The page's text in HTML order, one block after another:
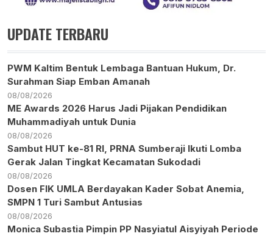
UPDATE TERBARU
PWM Kaltim Bentuk Lembaga Bantuan Hukum, Dr.
Surahman Siap Emban Amanah
08/08/2026
ME Awards 2026 Harus Jadi Pijakan Pendidikan
Muhammadiyah untuk Dunia
08/08/2026
Sambut HUT ke-81 RI, PRNA Sumberaji Ikuti Lomba
Gerak Jalan Tingkat Kecamatan Sukodadi
08/08/2026
Dosen FIK UMLA Berdayakan Kader Sobat Anemia,
SMPN 1 Turi Sambut Antusias
08/08/2026
Monica Subastia Pimpin PP Nasyiatul Aisyiyah Periode